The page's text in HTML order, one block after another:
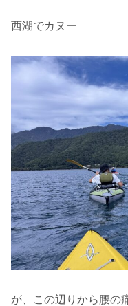
西湖でカヌー
が、この辺りから腰の